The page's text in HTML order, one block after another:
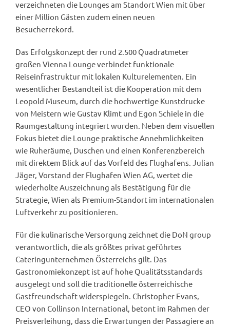
verzeichneten die Lounges am Standort Wien mit über
einer Million Gästen zudem einen neuen
Besucherrekord.
Das Erfolgskonzept der rund 2.500 Quadratmeter
großen Vienna Lounge verbindet funktionale
Reiseinfrastruktur mit lokalen Kulturelementen. Ein
wesentlicher Bestandteil ist die Kooperation mit dem
Leopold Museum, durch die hochwertige Kunstdrucke
von Meistern wie Gustav Klimt und Egon Schiele in die
Raumgestaltung integriert wurden. Neben dem visuellen
Fokus bietet die Lounge praktische Annehmlichkeiten
wie Ruheräume, Duschen und einen Konferenzbereich
mit direktem Blick auf das Vorfeld des Flughafens. Julian
Jäger, Vorstand der Flughafen Wien AG, wertet die
wiederholte Auszeichnung als Bestätigung für die
Strategie, Wien als Premium-Standort im internationalen
Luftverkehr zu positionieren.
Für die kulinarische Versorgung zeichnet die DoN group
verantwortlich, die als größtes privat geführtes
Cateringunternehmen Österreichs gilt. Das
Gastronomiekonzept ist auf hohe Qualitätsstandards
ausgelegt und soll die traditionelle österreichische
Gastfreundschaft widerspiegeln. Christopher Evans,
CEO von Collinson International, betont im Rahmen der
Preisverleihung, dass die Erwartungen der Passagiere an